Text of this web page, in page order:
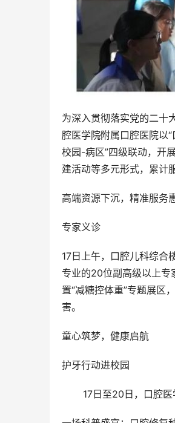
为深入贯彻落实党的二十
腔医学院∕附属口腔医院
校园-病区”四级联动，开
建活动等多元形式，累计
高端资源下沉，精准服务
专家义诊
17日上午，口腔儿科综合
专业的20位副高级以上专
置“减糖控体重”专题展区
害。
童心筑梦，健康启航
护牙行动进校园
17日至20日，口腔医学